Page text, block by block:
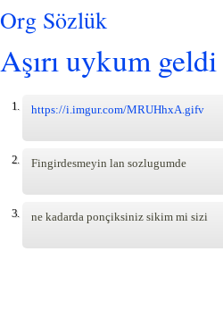
Org Sözlük
Aşırı uykum geldi
1. https://i.imgur.com/MRUHhxA.gifv
2. Fingirdesmeyin lan sozlugumde
3. ne kadarda ponçiksiniz sikim mi sizi